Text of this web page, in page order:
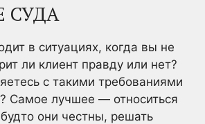
СУДА
в ситуациях, когда вы не
ли клиент правду или нет?
с такими требованиями
Самое лучшее — относиться
они честны, решать